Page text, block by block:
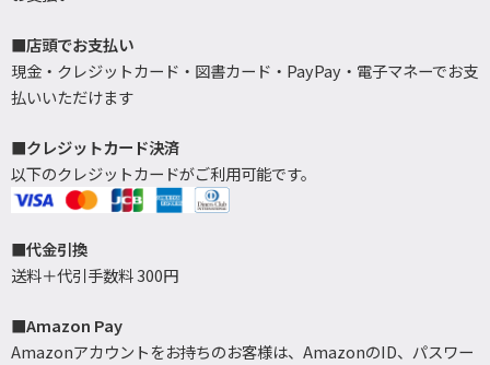
■店頭でお支払い
現金・クレジットカード・図書カード・PayPay・電子マネーでお支
払いいただけます
■クレジットカード決済
以下のクレジットカードがご利用可能です。
■代金引換
送料＋代引手数料 300円
■Amazon Pay
Amazonアカウントをお持ちのお客様は、AmazonのID、パスワー